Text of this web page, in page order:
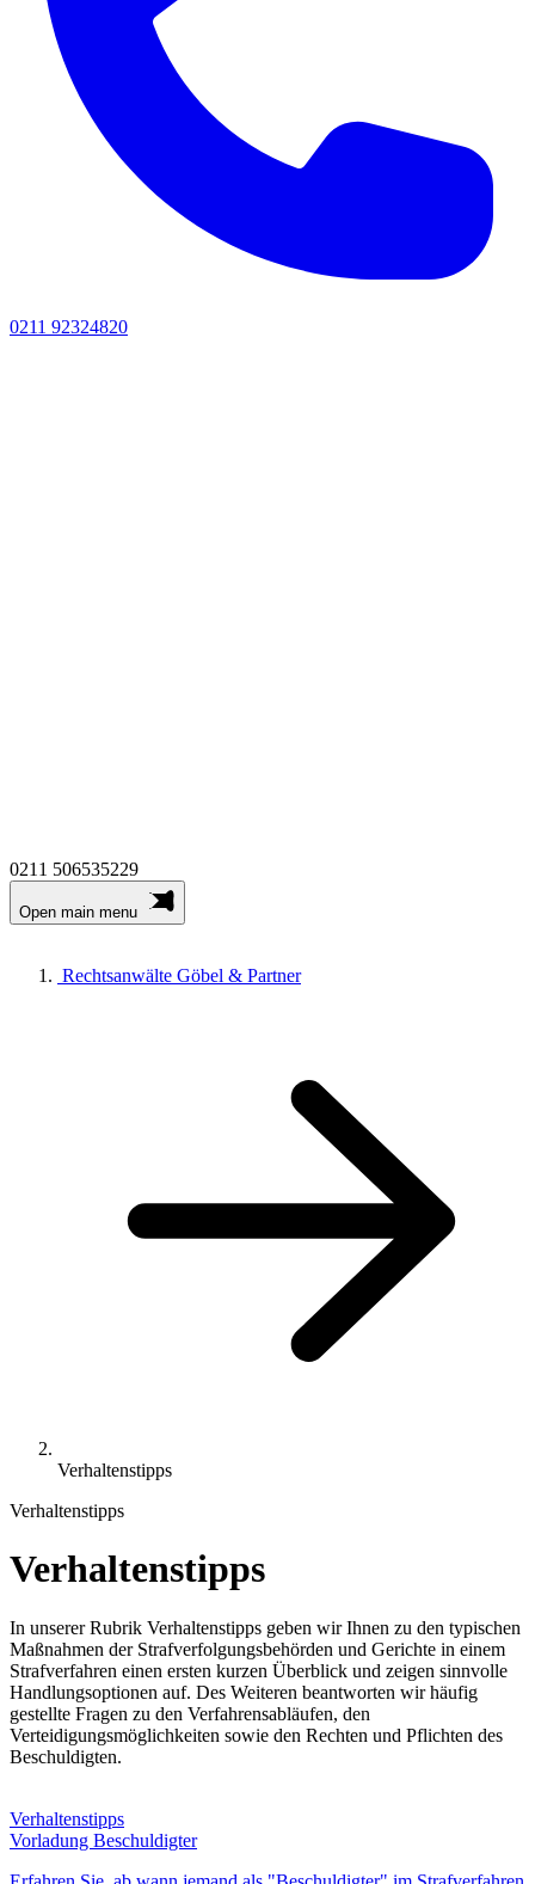
0211 92324820
0211 506535229
Open main menu
Verhaltenstipps
In unserer Rubrik Verhaltenstipps geben wir Ihnen zu den typischen
Maßnahmen der Strafverfolgungsbehörden und Gerichte in einem
Strafverfahren einen ersten kurzen Überblick und zeigen sinnvolle
Handlungsoptionen auf. Des Weiteren beantworten wir häufig
gestellte Fragen zu den Verfahrensabläufen, den
Verteidigungsmöglichkeiten sowie den Rechten und Pflichten des
Verhaltenstipps